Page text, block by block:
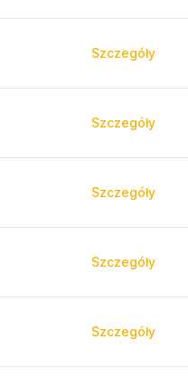
Szczegóły
Szczegóły
Szczegóły
Szczegóły
Szczegóły